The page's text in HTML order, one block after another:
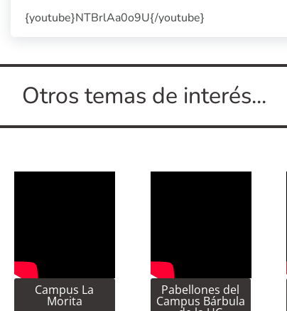
{youtube}NTBrlAa0o9U{/youtube}
Otros temas de interés...
Campus La
Morita
Pabellones del
Campus Bárbula